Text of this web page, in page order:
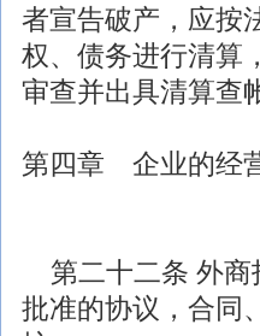
者宣告破产，应按
权、债务进行清算
审查并出具清算查
第四章 企业的经
第二十二条 外商
批准的协议，合同